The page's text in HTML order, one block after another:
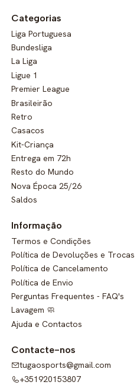
Categorias
Liga Portuguesa
Bundesliga
La Liga
Ligue 1
Premier League
Brasileirão
Retro
Casacos
Kit-Criança
Entrega em 72h
Resto do Mundo
Nova Época 25/26
Saldos
Informação
Termos e Condições
Política de Devoluções e Trocas
Política de Cancelamento
Política de Envio
Perguntas Frequentes - FAQ's
Lavagem 🧼
Ajuda e Contactos
Contacte-nos
tugaosports@gmail.com
+351920153807